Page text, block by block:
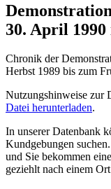
30. April
Chronik der
Herbst 1989 bis zum
Nutzungshinweise zur
Datei herunterladen.
In unserer Datenbank
Kundgebungen
und Sie bekommen
geziehlt nach einem